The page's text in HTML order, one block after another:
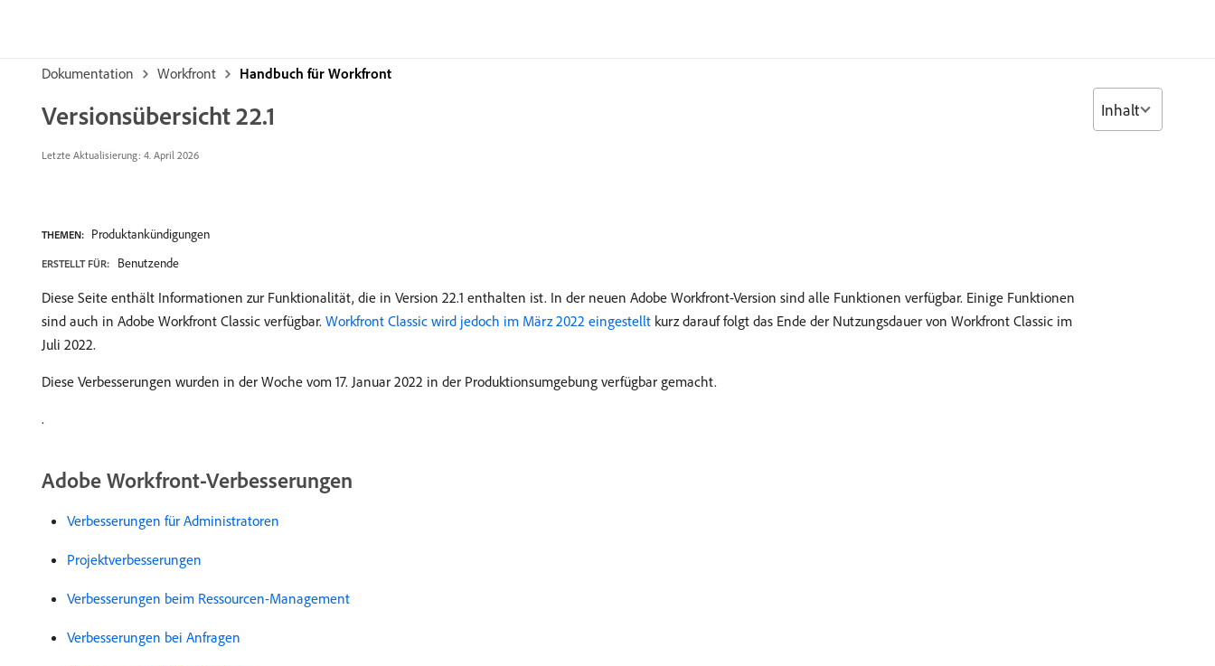
Dokumentation Workfront Handbuch für Workfront
Versionsübersicht 22.1
Letzte Aktualisierung: 4. April 2026
THEMEN: Produktankündigungen
ERSTELLT FÜR: Benutzende
Diese Seite enthält Informationen zur Funktionalität, die in Version 22.1 enthalten ist. In der neuen Adobe Workfront-Version sind alle Funktionen verfügbar. Einige Funktionen
sind auch in Adobe Workfront Classic verfügbar. Workfront Classic wird jedoch im März 2022 eingestellt kurz darauf folgt das Ende der Nutzungsdauer von Workfront Classic im
Juli 2022.
Diese Verbesserungen wurden in der Woche vom 17. Januar 2022 in der Produktionsumgebung verfügbar gemacht.
.
Adobe Workfront-Verbesserungen
Verbesserungen für Administratoren
Projektverbesserungen
Verbesserungen beim Ressourcen-Management
Verbesserungen bei Anfragen
Inhalt